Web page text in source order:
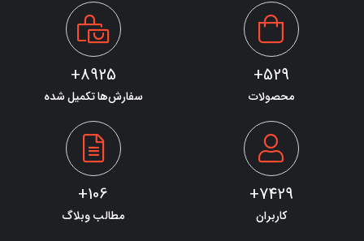
529+
محصولات
8925+
سفارش‌ها تکمیل شده
7429+
کاربران
106+
مطالب وبلاگ